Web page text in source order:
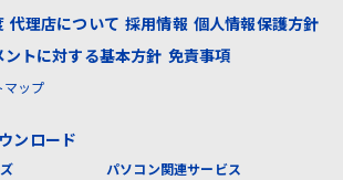
代理店について 採用情報 個人情報保護方針
トに対する基本方針 免責事項
マップ
ンロード
パソコン関連サービス